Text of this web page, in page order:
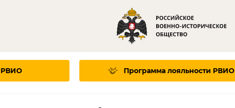
РВИО Программа лояльности РВИО